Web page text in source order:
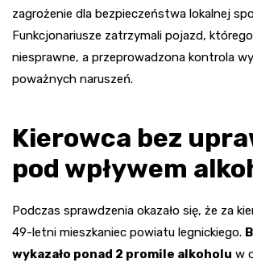
zagrożenie dla bezpieczeństwa lokalnej
Funkcjonariusze zatrzymali pojazd, którego
niesprawne, a przeprowadzona kontrola
poważnych naruszeń.
Kierowca bez
pod wpływem
Podczas sprawdzenia okazało się, że za
49-letni mieszkaniec powiatu legnickiego.
wykazało ponad 2 promile alkoholu w